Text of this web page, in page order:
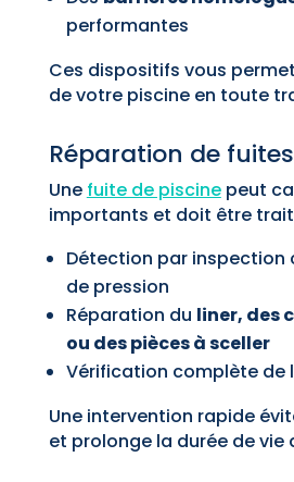
performantes
Ces dispositifs vous
de votre piscine en toute
Réparation de
Une fuite de piscinepeut
importants et doit être
Détection par inspection
de pression
Réparation du liner, des
ou des pièces à sceller
Vérification complète de
Une intervention rapide
et prolonge la durée de vie